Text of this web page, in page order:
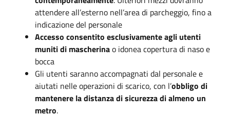
attendere all’esterno nell’area di parcheggio, fino a
indicazione del personale
Accesso consentito esclusivamente agli utenti
muniti di mascherinao idonea copertura di naso e
bocca
Gli utenti saranno accompagnati dal personale e
aiutati nelle operazioni di scarico, con l’obbligo di
mantenere la distanza di sicurezza di almeno un
metro.